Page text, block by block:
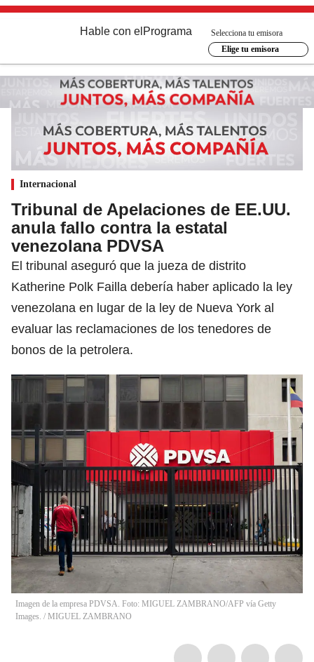
Hable con el Programa
Selecciona tu emisora
Elige tu emisora
Internacional
Tribunal de Apelaciones de EE.UU.
anula fallo contra la estatal
venezolana PDVSA
El tribunal aseguró que la jueza de distrito
Katherine Polk Failla debería haber aplicado la ley
venezolana en lugar de la ley de Nueva York al
evaluar las reclamaciones de los tenedores de
bonos de la petrolera.
Imagen de la empresa PDVSA. Foto: MIGUEL ZAMBRANO/AFP vía Getty
Images. / MIGUEL ZAMBRANO